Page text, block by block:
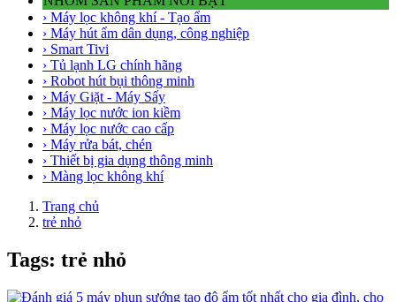
› Máy lọc không khí - Tạo ẩm
› Máy hút ẩm dân dụng, công nghiệp
› Smart Tivi
› Tủ lạnh LG chính hãng
› Robot hút bụi thông minh
› Máy Giặt - Máy Sấy
› Máy lọc nước ion kiềm
› Máy lọc nước cao cấp
› Máy rửa bát, chén
› Thiết bị gia dụng thông minh
› Màng lọc không khí
Trang chủ
trẻ nhỏ
Tags: trẻ nhỏ